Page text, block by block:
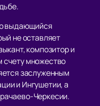
выдающийся
не оставляет
композитор и
множество
заслуженным
и Ингушетии, а
Черкесии.